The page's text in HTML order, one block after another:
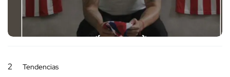
2 Tendencias